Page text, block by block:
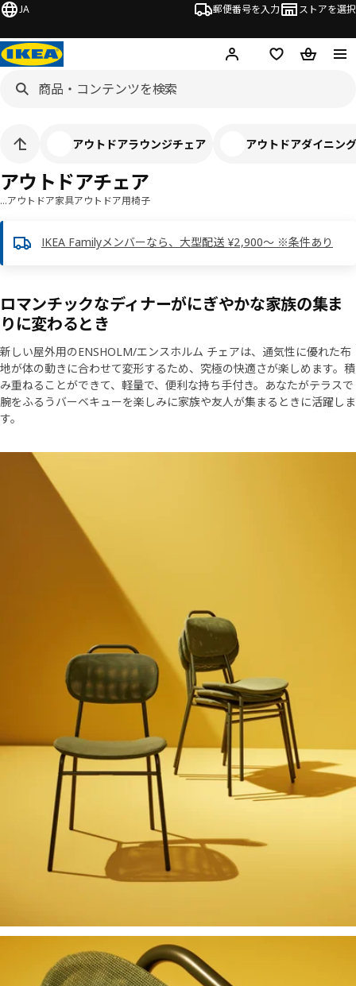
JA 郵便番号を入力 ストアを選択
ログイン・新規入会
欲しいものリスト
カート
…アウトドア家具アウトドア用椅子
IKEA Familyメンバーなら、大型配送 ¥2,900～ ※条件あり
アウトドアチェア
アウトドアラウンジチェア アウトドアダイニン
ロマンチックなディナーがにぎやかな家族の集ま
りに変わるとき
新しい屋外用のENSHOLM/エンスホルム チェアは、通気性に優れた布
地が体の動きに合わせて変形するため、究極の快適さが楽しめます。積
み重ねることができて、軽量で、便利な持ち手付き。あなたがテラスで
腕をふるうバーベキューを楽しみに家族や友人が集まるときに活躍しま
す。